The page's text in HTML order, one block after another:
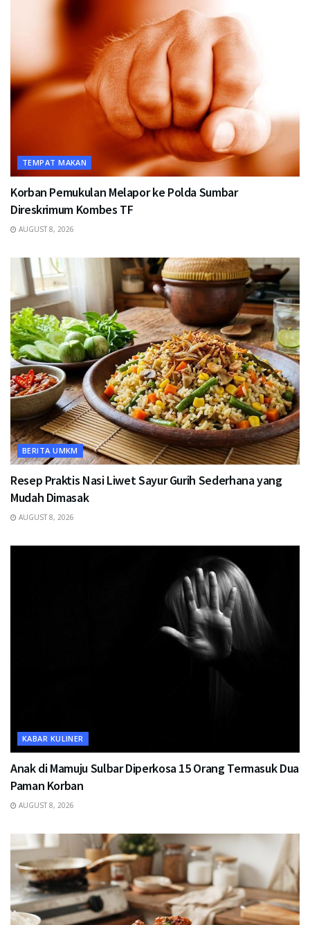
TEMPAT MAKAN
Korban Pemukulan Melapor ke Polda Sumbar
Direskrimum Kombes TF
AUGUST 8, 2026
BERITA UMKM
Resep Praktis Nasi Liwet Sayur Gurih Sederhana yang
Mudah Dimasak
AUGUST 8, 2026
KABAR KULINER
Anak di Mamuju Sulbar Diperkosa 15 Orang Termasuk Dua
Paman Korban
AUGUST 8, 2026